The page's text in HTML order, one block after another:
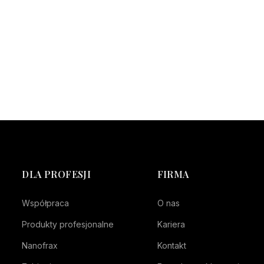
DLA PROFESJI
Współpraca
Produkty profesjonalne
Nanofrax
FIRMA
O nas
Kariera
Kontakt